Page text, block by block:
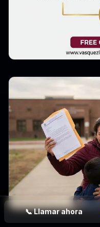
📞Llamar ahora